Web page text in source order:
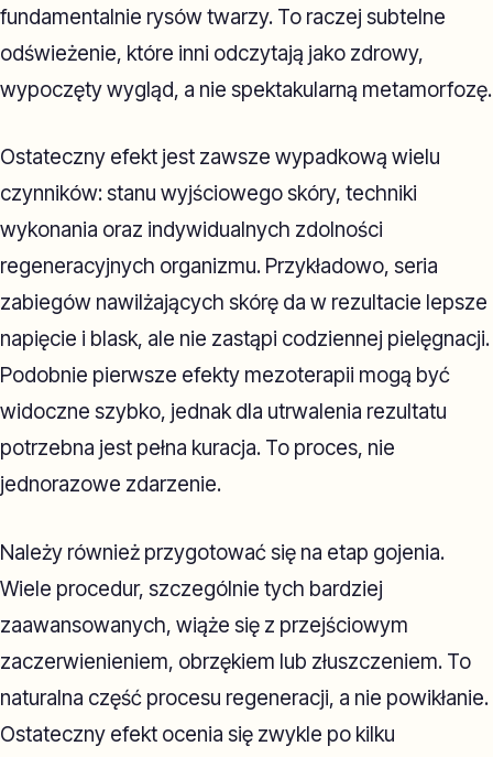
fundamentalnie rysów twarzy. To raczej subtelne
odświeżenie, które inni odczytają jako zdrowy,
wypoczęty wygląd, a nie spektakularną metamorfozę.
Ostateczny efekt jest zawsze wypadkową wielu
czynników: stanu wyjściowego skóry, techniki
wykonania oraz indywidualnych zdolności
regeneracyjnych organizmu. Przykładowo, seria
zabiegów nawilżających skórę da w rezultacie lepsze
napięcie i blask, ale nie zastąpi codziennej pielęgnacji.
Podobnie pierwsze efekty mezoterapii mogą być
widoczne szybko, jednak dla utrwalenia rezultatu
potrzebna jest pełna kuracja. To proces, nie
jednorazowe zdarzenie.
Należy również przygotować się na etap gojenia.
Wiele procedur, szczególnie tych bardziej
zaawansowanych, wiąże się z przejściowym
zaczerwienieniem, obrzękiem lub złuszczeniem. To
naturalna część procesu regeneracji, a nie powikłanie.
Ostateczny efekt ocenia się zwykle po kilku